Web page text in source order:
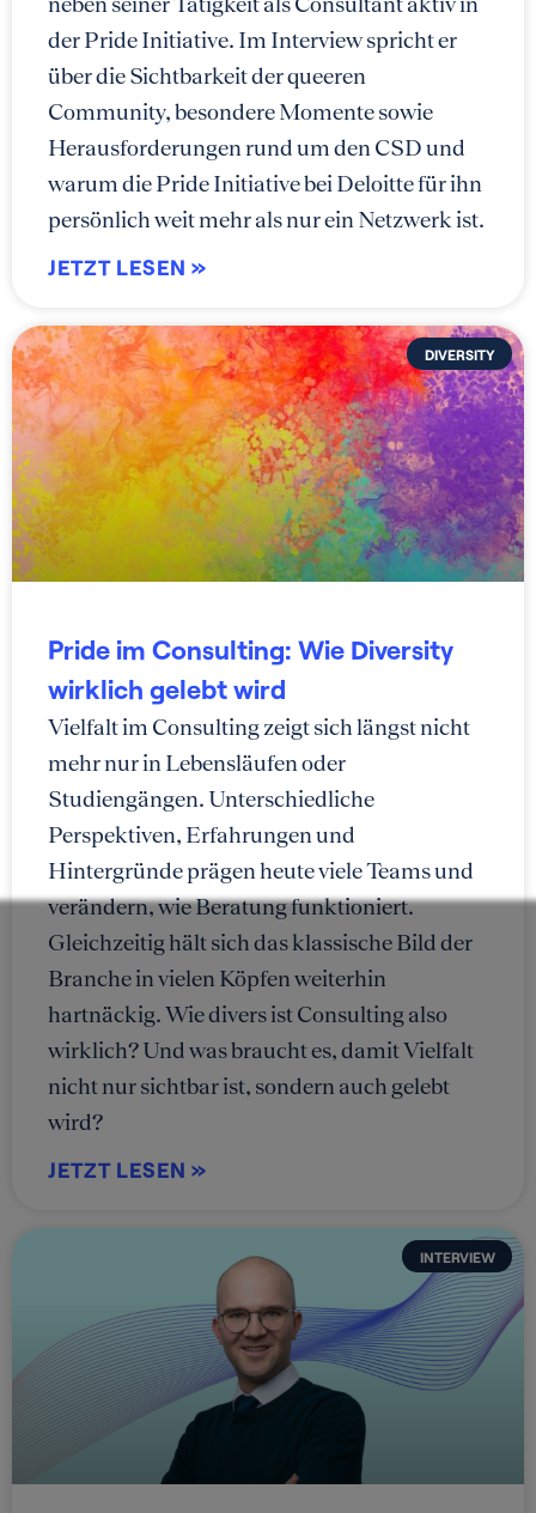
der Pride Initiative. Im Interview spricht er
über die Sichtbarkeit der queeren
Community, besondere Momente sowie
Herausforderungen rund um den CSD und
warum die Pride Initiative bei Deloitte für ihn
persönlich weit mehr als nur ein Netzwerk ist.
JETZT LESEN »
DIVERSITY
Pride im Consulting: Wie Diversity
wirklich gelebt wird
Vielfalt im Consulting zeigt sich längst nicht
mehr nur in Lebensläufen oder
Studiengängen. Unterschiedliche
Perspektiven, Erfahrungen und
Hintergründe prägen heute viele Teams und
verändern, wie Beratung funktioniert.
Gleichzeitig hält sich das klassische Bild der
Branche in vielen Köpfen weiterhin
hartnäckig. Wie divers ist Consulting also
wirklich? Und was braucht es, damit Vielfalt
nicht nur sichtbar ist, sondern auch gelebt
wird?
JETZT LESEN »
INTERVIEW